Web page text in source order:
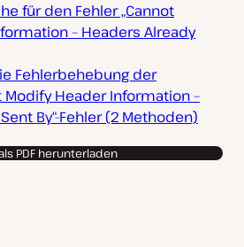
für den Fehler „Cannot
– Headers Already
Fehlerbehebung der
Modify Header Information –
By“-Fehler (2 Methoden)
PDF herunterladen